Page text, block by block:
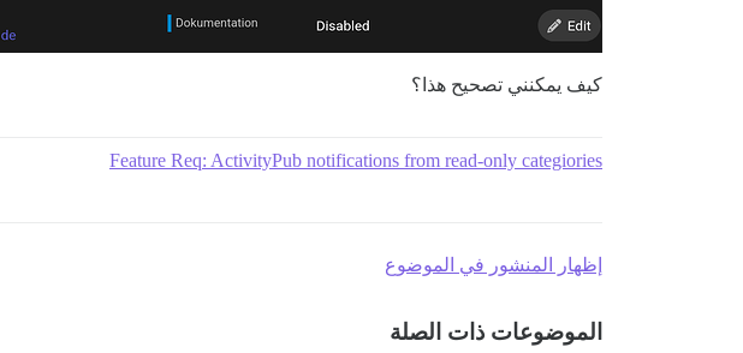
كيف يمكنني تصحيح هذا؟
Feature Req: ActivityPub notifications from read-only categiories
إظهار المنشور في الموضوع
الموضوعات ذات الصلة